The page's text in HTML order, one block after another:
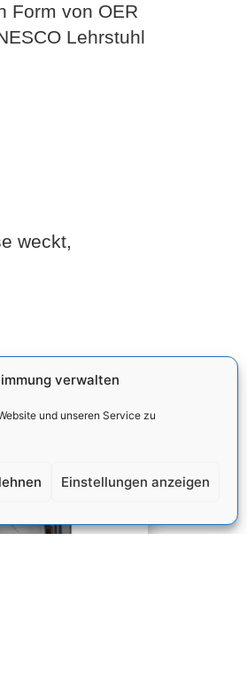
verwalten
und unseren Service zu
Einstellungen anzeigen
Form von OER
Lehrstuhl
weckt,